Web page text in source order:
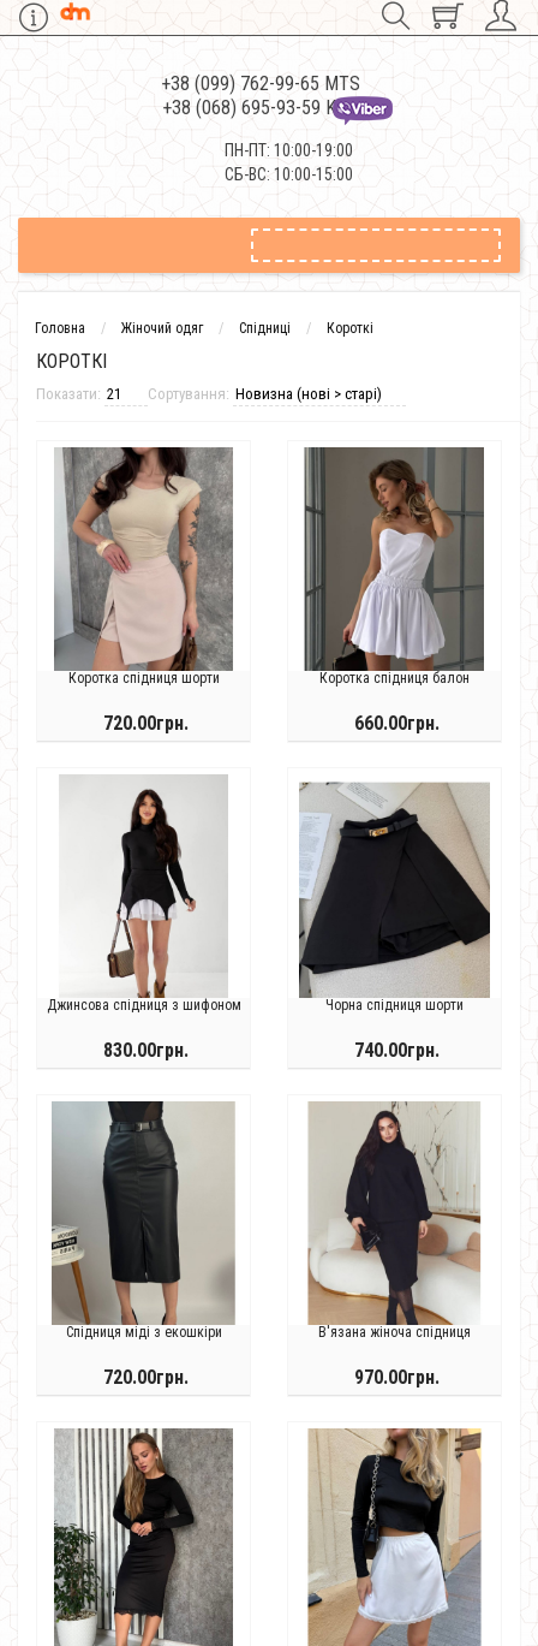
+38 (099) 762-99-65 MTS
+38 (068) 695-93-59 Kievstar
ПН-ПТ: 10:00-19:00
СБ-ВС: 10:00-15:00
Головна Жіночий одяг Спідниці Короткі
КОРОТКІ
Показати: Сортування:
Коротка спідниця шорти
720.00грн.
Коротка спідниця балон
660.00грн.
Джинсова спідниця з шифоном
830.00грн.
Чорна спідниця шорти
740.00грн.
Спідниця міді з екошкіри
720.00грн.
В'язана жіноча спідниця
970.00грн.